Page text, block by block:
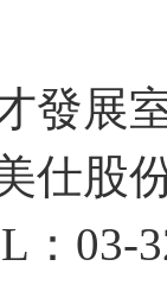
發展
仕股
：03-